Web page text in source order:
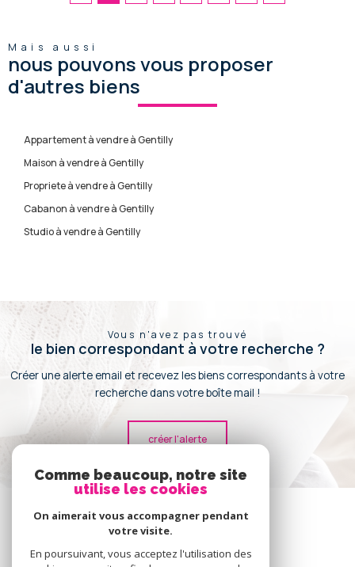
Mais aussi
nous pouvons vous proposer
d'autres biens
Appartement à vendre à Gentilly
Maison à vendre à Gentilly
Propriete à vendre à Gentilly
Cabanon à vendre à Gentilly
Studio à vendre à Gentilly
Vous n'avez pas trouvé
le bien correspondant à votre recherche ?
Créer une alerte email et recevez les biens correspondants à votre
recherche dans votre boîte mail !
créer l'alerte
connecter
espace propriétaire
Comme beaucoup, notre site
utilise les cookies
On aimerait vous accompagner pendant
votre visite.
En poursuivant, vous acceptez l'utilisation des